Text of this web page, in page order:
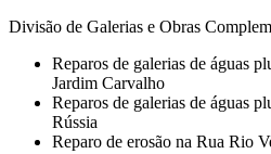
Divisão de Galerias e Obras
Reparos de galerias de águas
Jardim Carvalho
Reparos de galerias de águas
Rússia
Reparo de erosão na Rua Rio